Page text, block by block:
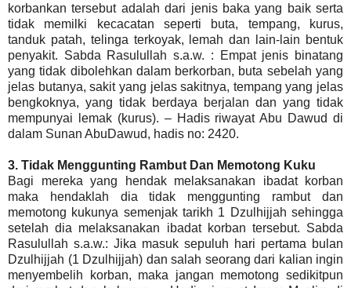
korbankan tersebut adalah dari jenis baka yang baik serta
tidak memilki kecacatan seperti buta, tempang, kurus,
tanduk patah, telinga terkoyak, lemah dan lain-lain bentuk
penyakit. Sabda Rasulullah s.a.w. : Empat jenis binatang
yang tidak dibolehkan dalam berkorban, buta sebelah yang
jelas butanya, sakit yang jelas sakitnya, tempang yang jelas
bengkoknya, yang tidak berdaya berjalan dan yang tidak
mempunyai lemak (kurus). – Hadis riwayat Abu Dawud di
dalam Sunan AbuDawud, hadis no: 2420.
3. Tidak Menggunting Rambut Dan Memotong Kuku
Bagi mereka yang hendak melaksanakan ibadat korban
maka hendaklah dia tidak menggunting rambut dan
memotong kukunya semenjak tarikh 1 Dzulhijjah sehingga
setelah dia melaksanakan ibadat korban tersebut. Sabda
Rasulullah s.a.w.: Jika masuk sepuluh hari pertama bulan
Dzulhijjah (1 Dzulhijjah) dan salah seorang dari kalian ingin
menyembelih korban, maka jangan memotong sedikitpun